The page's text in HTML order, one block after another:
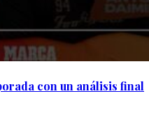
con un análisis final